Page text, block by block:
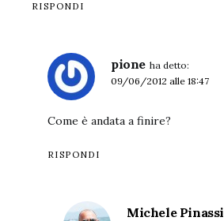
RISPONDI
pione ha detto:
09/06/2012 alle 18:47
Come è andata a finire?
RISPONDI
Michele Pinassi